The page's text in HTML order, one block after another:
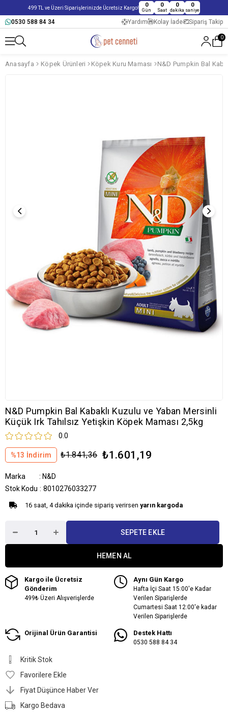
499 TL ve Üzeri Siparişlerinizde Ücretsiz Kargo! 0
Gün
0
Saat
0
dakika
0
saniye
0530 588 84 34 Yardım Kolay İade Sipariş Takip
0
Anasayfa Köpek Ürünleri Köpek Kuru Maması
N&D Pumpkin Bal Kabaklı Kuzulu ve Yaban Mersinli
Küçük Irk Tahılsız Yetişkin Köpek Maması 2,5kg
0.0
%13 İndirim ₺1.841,36 ₺1.601,19
Marka : N&D
Stok Kodu
8010276033277
16 saat, 4 dakika içinde sipariş verirsen yarın kargoda
Kargo ile Ücretsiz
Gönderim
499₺ Üzeri Alışverişlerde
Aynı Gün Kargo
Hafta İçi Saat 15:00'e Kadar
Verilen Siparişlerde
Cumartesi Saat 12:00'e kadar
Verilen Siparişlerde
Orijinal Ürün Garantisi Destek Hattı
0530 588 84 34
Kritik Stok
Favorilere Ekle
Fiyat Düşünce Haber Ver
Kargo Bedava